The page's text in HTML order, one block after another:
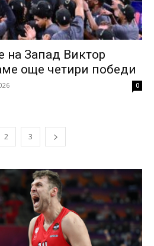
на Запад Виктор
още четири победи
0
2 3